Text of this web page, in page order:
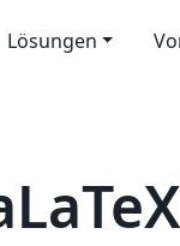
Lösungen